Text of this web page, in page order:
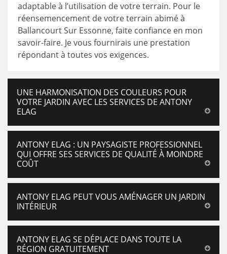
adaptable à l’utilisation de votre terrain. Pour le
réensemencement de votre terrain abimé à
Ballancourt Sur Essonne, faite confiance en mon
savoir-faire. Je vous fournirais une prestation
répondant à toutes vos exigences.
UNE HARMONISATION DES COULEURS POUR
VOTRE JARDIN AVEC LES SERVICES DE ANTONY
ELAG
ANTONY ELAG : UN PAYSAGISTE PROFESSIONNEL
QUI OFFRE SES SERVICES DE QUALITÉ À MOINDRE
COÛT
ANTONY ELAG PEUT VOUS AMÉNAGER UN JARDIN
INTÉRIEUR
ANTONY ELAG SE DÉPLACE DANS TOUTE LA
RÉGION GRATUITEMENT